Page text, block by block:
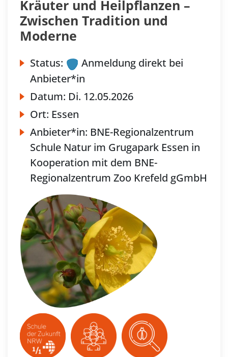
Kräuter und Heilpflanzen –
Zwischen Tradition und
Moderne
Status:
Anmeldung direkt bei
Anbieter*in
Datum: Di. 12.05.2026
Ort: Essen
Anbieter*in: BNE-Regionalzentrum
Schule Natur im Grugapark Essen in
Kooperation mit dem BNE-
Regionalzentrum Zoo Krefeld gGmbH